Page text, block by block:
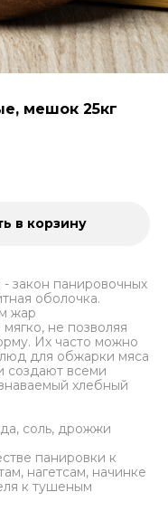
мешок 25кг
в корзину
закон панировочных
оболочка.
жар
не позволяя
Их часто можно
для обжарки мяса
создают всеми
хлебный
соль, дрожжи
панировки к
нагетсам, начинке
к тушеным